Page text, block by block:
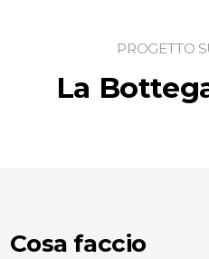
PROGETTO
La
Cosa faccio